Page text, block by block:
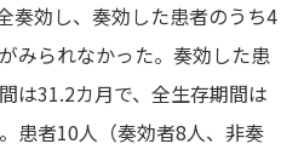
奏効し、奏効した患者のうち4
みられなかった。奏効した患
は31.2カ月で、全生存期間は
患者10人（奏効者8人、非奏